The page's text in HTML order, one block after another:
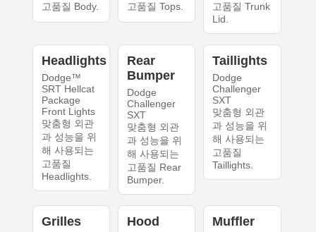
고품질 Body.
고품질 Tops.
고품질 Trunk
Lid.
Headlights
Dodge™
SRT Hellcat
Package
Front Lights
맞춤형 외관
과 성능을 위
해 사용되는
고품질
Headlights.
Rear
Bumper
Dodge
Challenger
SXT
맞춤형 외관
과 성능을 위
해 사용되는
고품질 Rear
Bumper.
Taillights
Dodge
Challenger
SXT
맞춤형 외관
과 성능을 위
해 사용되는
고품질
Taillights.
Grilles Hood Muffler